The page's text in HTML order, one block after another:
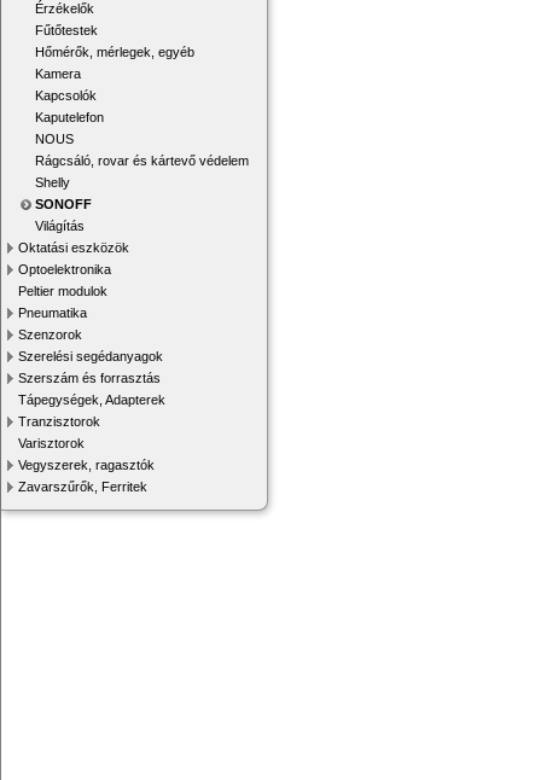
Érzékelők
Fűtőtestek
Hőmérők, mérlegek, egyéb
Kamera
Kapcsolók
Kaputelefon
NOUS
Rágcsáló, rovar és kártevő védelem
Shelly
SONOFF
Világítás
Oktatási eszközök
Optoelektronika
Peltier modulok
Pneumatika
Szenzorok
Szerelési segédanyagok
Szerszám és forrasztás
Tápegységek, Adapterek
Tranzisztorok
Varisztorok
Vegyszerek, ragasztók
Zavarszűrők, Ferritek